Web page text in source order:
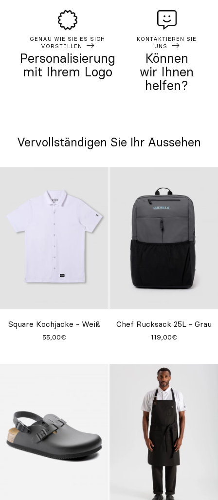
GENAU WIE SIE ES SICH
VORSTELLEN
Personalisierung
mit Ihrem Logo
KONTAKTIEREN SIE
UNS
Können
wir Ihnen
helfen?
Vervollständigen Sie Ihr Aussehen
Square Kochjacke - Weiß
55,00€
Chef Rucksack 25L - Grau
119,00€